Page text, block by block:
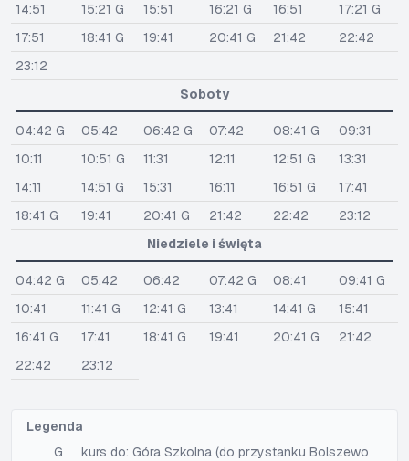
14:51
15:21 G 15:51 16:21 G 16:51
17:21 G
17:51
18:41 G 19:41 20:41 G 21:42
22:42
23:12
Soboty
04:42 G 05:42 06:42 G 07:42 08:41 G
09:31
10:11
10:51 G 11:31 12:11 12:51 G
13:31
14:11
14:51 G 15:31 16:11 16:51 G
17:41
18:41 G
19:41 20:41 G 21:42 22:42
23:12
Niedziele i święta
04:42 G 05:42 06:42 07:42 G 08:41
09:41 G
10:41
11:41 G 12:41 G 13:41 14:41 G
15:41
16:41 G
17:41 18:41 G 19:41 20:41 G
21:42
22:42
23:12
Legenda
G
kurs do: Góra Szkolna (do przystanku Bolszewo